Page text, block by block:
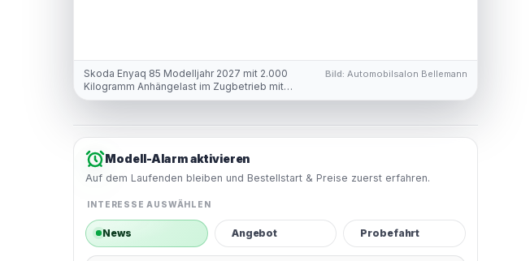
Skoda Enyaq 85 Modelljahr 2027 mit 2.000
Kilogramm Anhängelast im Zugbetrieb mit
Caravan
Bild: Automobilsalon Bellemann
Modell-Alarm aktivieren
Auf dem Laufenden bleiben und Bestellstart & Preise zuerst erfahren.
INTERESSE AUSWÄHLEN
News Angebot Probefahrt